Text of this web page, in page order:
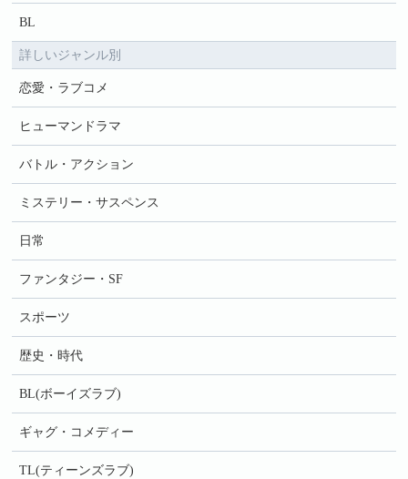
BL
詳しいジャンル別
恋愛・ラブコメ
ヒューマンドラマ
バトル・アクション
ミステリー・サスペンス
日常
ファンタジー・SF
スポーツ
歴史・時代
BL(ボーイズラブ)
ギャグ・コメディー
TL(ティーンズラブ)